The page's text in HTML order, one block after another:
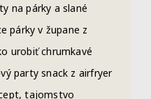
na párky a slané
párky v župane z
urobiť chrumkavé
party snack z airfryer
tajomstvo